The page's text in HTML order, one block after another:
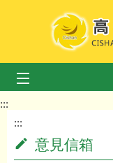
跳到主要內容區塊
:::
:::
意見信箱